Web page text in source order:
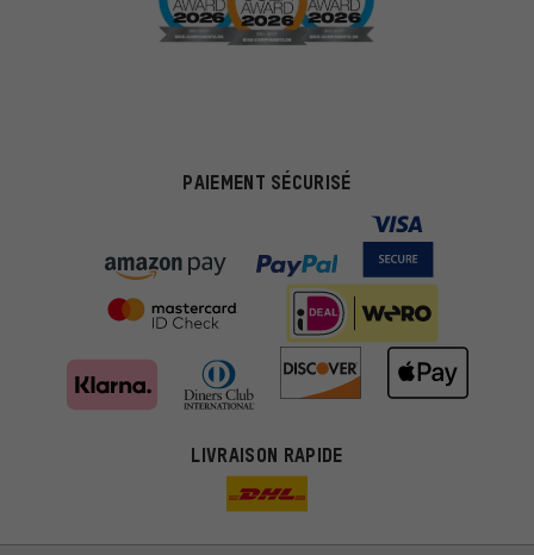
PAIEMENT SÉCURISÉ
LIVRAISON RAPIDE